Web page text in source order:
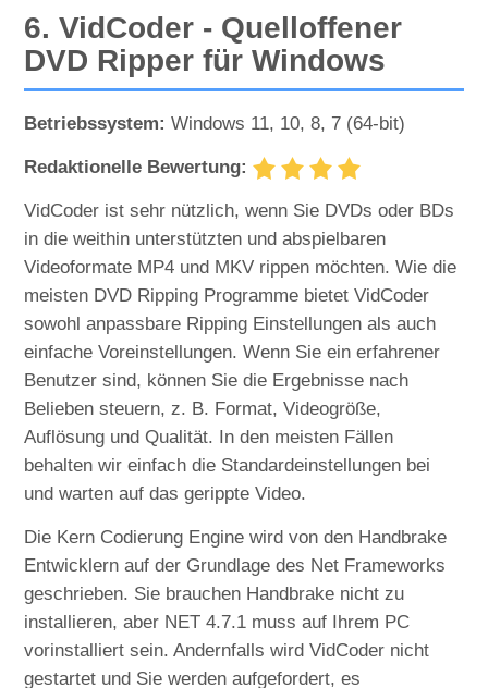
6. VidCoder - Quelloffener
DVD Ripper für Windows
Betriebssystem: Windows 11, 10, 8, 7 (64-bit)
Redaktionelle Bewertung:
VidCoder ist sehr nützlich, wenn Sie DVDs oder BDs
in die weithin unterstützten und abspielbaren
Videoformate MP4 und MKV rippen möchten. Wie die
meisten DVD Ripping Programme bietet VidCoder
sowohl anpassbare Ripping Einstellungen als auch
einfache Voreinstellungen. Wenn Sie ein erfahrener
Benutzer sind, können Sie die Ergebnisse nach
Belieben steuern, z. B. Format, Videogröße,
Auflösung und Qualität. In den meisten Fällen
behalten wir einfach die Standardeinstellungen bei
und warten auf das gerippte Video.
Die Kern Codierung Engine wird von den Handbrake
Entwicklern auf der Grundlage des Net Frameworks
geschrieben. Sie brauchen Handbrake nicht zu
installieren, aber NET 4.7.1 muss auf Ihrem PC
vorinstalliert sein. Andernfalls wird VidCoder nicht
gestartet und Sie werden aufgefordert, es